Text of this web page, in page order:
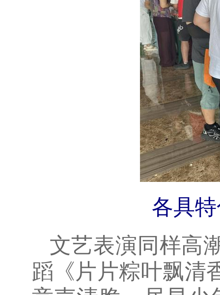
各具
文艺表演同样高
蹈《片片粽叶飘清